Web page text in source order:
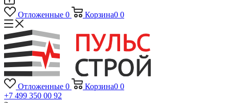
Отложенные 0 Корзина0 0
Отложенные 0 Корзина0 0
+7 499 350 00 92